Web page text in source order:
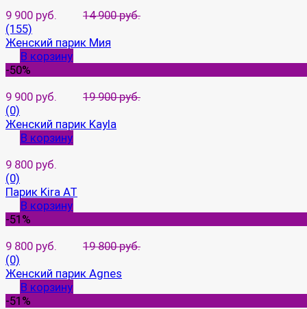
9 900 руб.
14 900 руб.
(155)
Женский парик Мия
В корзину
-50%
9 900 руб.
19 900 руб.
(0)
Женский парик Kayla
В корзину
9 800 руб.
(0)
Парик Kira AT
В корзину
-51%
9 800 руб.
19 800 руб.
(0)
Женский парик Agnes
В корзину
-51%